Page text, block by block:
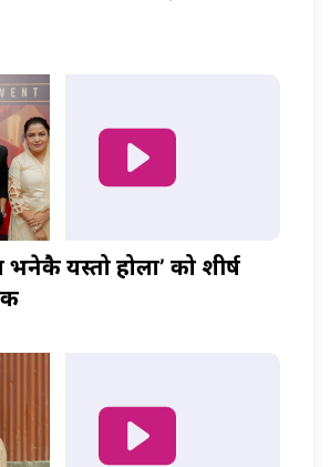
भनेकै यस्तो होला’ को शीर्ष